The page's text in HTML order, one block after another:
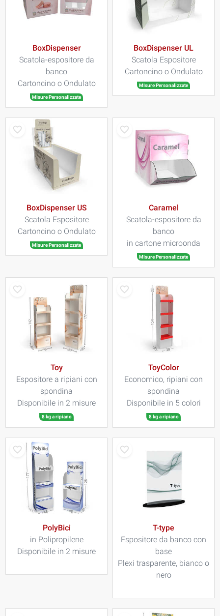
BoxDispenser
Scatola-espositore da
banco
Cartoncino o Ondulato
MIsure Personalizzate
BoxDispenser UL
Scatola Espositore
Cartoncino o Ondulato
MIsure Personalizzate
BoxDispenser US
Scatola Espositore
Cartoncino o Ondulato
MIsure Personalizzate
Caramel
Scatola-espositore da
banco
in cartone microonda
MIsure Personalizzate
Toy
Espositore a ripiani con
spondina
Disponibile in 2 misure
8 kg a ripiano
ToyColor
Economico, ripiani con
spondina
Disponibile in 5 colori
8 kg a ripiano
PolyBici
in Polipropilene
Disponibile in 2 misure
T-type
Espositore da banco con
base
Plexi trasparente, bianco o
nero